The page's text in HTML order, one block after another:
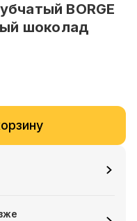
BORGE
шоколад